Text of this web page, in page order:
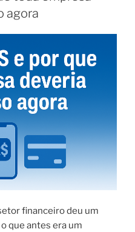
agora
financeiro deu um
que antes era um